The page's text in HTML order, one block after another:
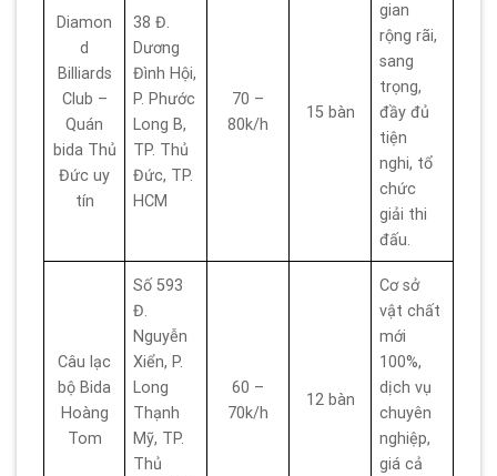
Diamon
d
Billiards
Club –
Quán
bida Thủ
Đức uy
tín
38 Đ.
Dương
Đình Hội,
P. Phước
Long B,
TP. Thủ
Đức, TP.
HCM
70 –
80k/h
15 bàn
gian
rộng rãi,
sang
trọng,
đầy đủ
tiện
nghi, tổ
chức
giải thi
đấu.
Câu lạc
bộ Bida
Hoàng
Tom
Số 593
Đ.
Nguyễn
Xiển, P.
Long
Thạnh
Mỹ, TP.
Thủ
60 –
70k/h
12 bàn
Cơ sở
vật chất
mới
100%,
dịch vụ
chuyên
nghiệp,
giá cả